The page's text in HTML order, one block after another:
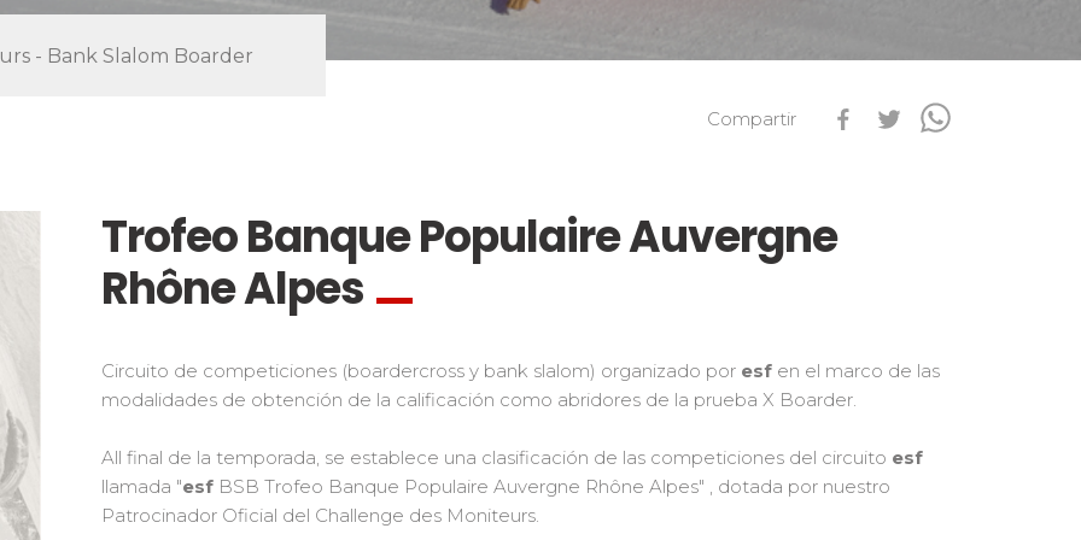
Alpes del sur
Macizo Central
de freestyle
- Bank Slalom Boarder
Compartir
Trofeo Banque Populaire Auvergne
Rhône Alpes
Circuito de competiciones (boardercross y bank slalom) organizado por esf en el marco de las
modalidades de obtención de la calificación como abridores de la prueba X Boarder.
All final de la temporada, se establece una clasificación de las competiciones del circuito esf
llamada "esf BSB Trofeo Banque Populaire Auvergne Rhône Alpes" , dotada por nuestro
Patrocinador Oficial del Challenge des Moniteurs.